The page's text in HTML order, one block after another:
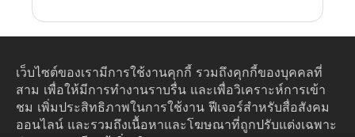
เว็บไซต์ของเรามีการใช้งานคุกกี้ รวมถึงคุกกี้ของบุคคลที่
สาม เพื่อให้มีการทำงานราบรื่น และเพื่อวิเคราะห์การเข้า
ชม เพิ่มประสิทธิภาพในการใช้งาน ฟีเจอร์สำหรับสื่อสังคม
ออนไลน์ และรวมถึงเนื้อหาและโฆษณาที่ถูกปรับแต่งเฉพาะ